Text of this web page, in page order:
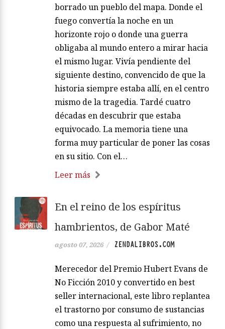
borrado un pueblo del mapa. Donde el
fuego convertía la noche en un
horizonte rojo o donde una guerra
obligaba al mundo entero a mirar hacia
el mismo lugar. Vivía pendiente del
siguiente destino, convencido de que la
historia siempre estaba allí, en el centro
mismo de la tragedia. Tardé cuatro
décadas en descubrir que estaba
equivocado. La memoria tiene una
forma muy particular de poner las cosas
en su sitio. Con el…
Leer más
En el reino de los espíritus
hambrientos, de Gabor Maté
agosto 07, 2026 / ZENDALIBROS.COM
Merecedor del Premio Hubert Evans de
No Ficción 2010 y convertido en best
seller internacional, este libro replantea
el trastorno por consumo de sustancias
como una respuesta al sufrimiento, no